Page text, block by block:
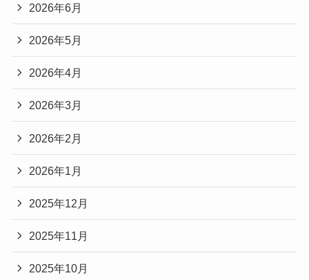
2026年6月
2026年5月
2026年4月
2026年3月
2026年2月
2026年1月
2025年12月
2025年11月
2025年10月